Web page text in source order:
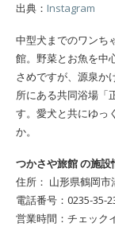
出典： Instagram
中型犬までのワンち
館。野菜とお魚を中
さめですが、源泉か
所にある共同浴場「
す。愛犬と共にゆっ
か。
つかさや旅館 の施設
住所： 山形県鶴岡市
電話番号：0235-35-
営業時間：チェック